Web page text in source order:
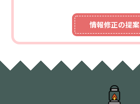
情報修正の提案